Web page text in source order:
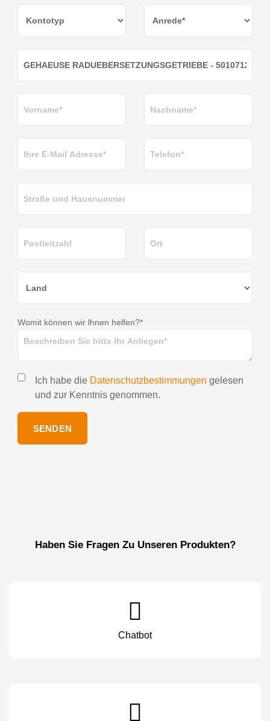
Womit können wir lhnen helfen?*
Ich habe die Datenschutzbestimmungen gelesen
und zur Kenntnis genommen.
SENDEN
Haben Sie Fragen Zu Unseren Produkten?
Chatbot